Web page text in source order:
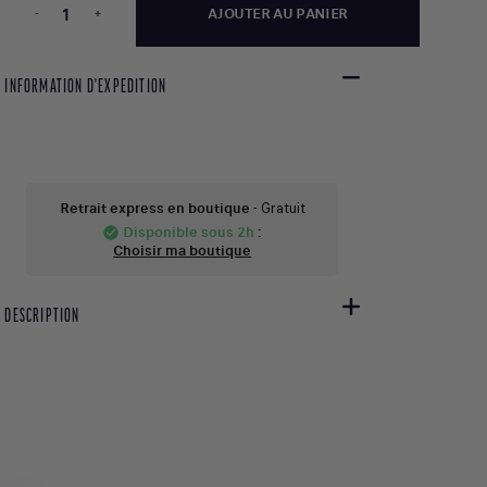
- + AJOUTER AU PANIER
INFORMATION D'EXPEDITION
Retrait express en boutique - Gratuit
check_circle Disponible sous 2h :
Choisir ma boutique
DESCRIPTION